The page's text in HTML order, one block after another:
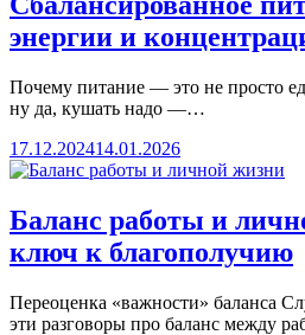
энергии и
Почему питание — это не просто
ну да, кушать надо —…
17.12.202414.01.2026
Баланс работы и
ключ к благополучию
Переоценка «важности» баланса
эти разговоры про баланс между